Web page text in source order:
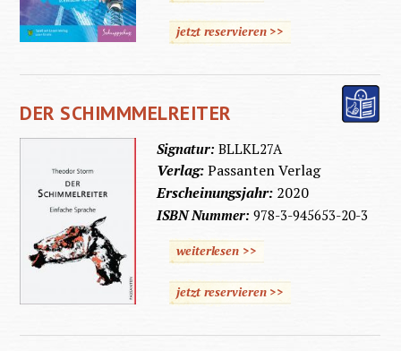
jetzt reservieren >>
DER SCHIMMMELREITER
Signatur:BLLKL27A
Verlag:Passanten Verlag
Erscheinungsjahr: 2020
ISBN Nummer:978-3-945653-20-3
weiterlesen >>
jetzt reservieren >>